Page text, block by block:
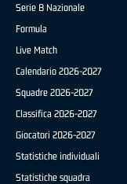
Serie B Nazionale
Formula
Live Match
Calendario 2026-2027
Squadre 2026-2027
Classifica 2026-2027
Giocatori 2026-2027
Statistiche individuali
Statistiche squadra